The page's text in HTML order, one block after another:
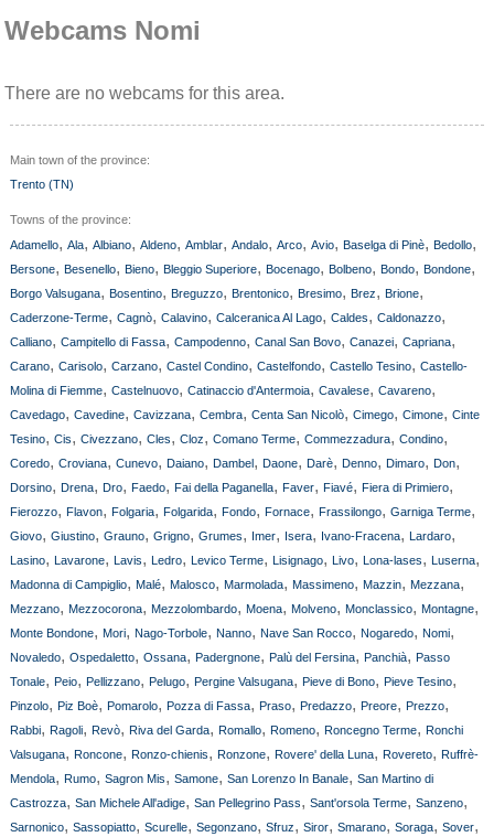
Webcams Nomi
There are no webcams for this area.
Main town of the province:
Trento (TN)
Towns of the province:
Adamello, Ala, Albiano, Aldeno, Amblar, Andalo, Arco, Avio, Baselga di Pinè, Bedollo,
Bersone, Besenello, Bieno, Bleggio Superiore, Bocenago, Bolbeno, Bondo, Bondone,
Borgo Valsugana, Bosentino, Breguzzo, Brentonico, Bresimo, Brez, Brione,
Caderzone-Terme, Cagnò, Calavino, Calceranica Al Lago, Caldes, Caldonazzo,
Calliano, Campitello di Fassa, Campodenno, Canal San Bovo, Canazei, Capriana,
Carano, Carisolo, Carzano, Castel Condino, Castelfondo, Castello Tesino, Castello-
Molina di Fiemme, Castelnuovo, Catinaccio d'Antermoia, Cavalese, Cavareno,
Cavedago, Cavedine, Cavizzana, Cembra, Centa San Nicolò, Cimego, Cimone, Cinte
Tesino, Cis, Civezzano, Cles, Cloz, Comano Terme, Commezzadura, Condino,
Coredo, Croviana, Cunevo, Daiano, Dambel, Daone, Darè, Denno, Dimaro, Don,
Dorsino, Drena, Dro, Faedo, Fai della Paganella, Faver, Fiavé, Fiera di Primiero,
Fierozzo, Flavon, Folgaria, Folgarida, Fondo, Fornace, Frassilongo, Garniga Terme,
Giovo, Giustino, Grauno, Grigno, Grumes, Imer, Isera, Ivano-Fracena, Lardaro,
Lasino, Lavarone, Lavis, Ledro, Levico Terme, Lisignago, Livo, Lona-lases, Luserna,
Madonna di Campiglio, Malé, Malosco, Marmolada, Massimeno, Mazzin, Mezzana,
Mezzano, Mezzocorona, Mezzolombardo, Moena, Molveno, Monclassico, Montagne,
Monte Bondone, Mori, Nago-Torbole, Nanno, Nave San Rocco, Nogaredo, Nomi,
Novaledo, Ospedaletto, Ossana, Padergnone, Palù del Fersina, Panchià, Passo
Tonale, Peio, Pellizzano, Pelugo, Pergine Valsugana, Pieve di Bono, Pieve Tesino,
Pinzolo, Piz Boè, Pomarolo, Pozza di Fassa, Praso, Predazzo, Preore, Prezzo,
Rabbi, Ragoli, Revò, Riva del Garda, Romallo, Romeno, Roncegno Terme, Ronchi
Valsugana, Roncone, Ronzo-chienis, Ronzone, Rovere' della Luna, Rovereto, Ruffrè-
Mendola, Rumo, Sagron Mis, Samone, San Lorenzo In Banale, San Martino di
Castrozza, San Michele All'adige, San Pellegrino Pass, Sant'orsola Terme, Sanzeno,
Sarnonico, Sassopiatto, Scurelle, Segonzano, Sfruz, Siror, Smarano, Soraga, Sover,